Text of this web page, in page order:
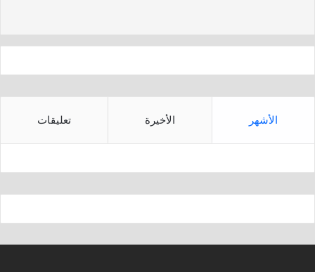
p
الأشهر الأخيرة تعليقات